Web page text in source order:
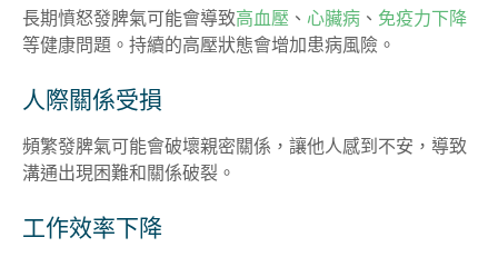
長期憤怒發脾氣可能會導致高血壓 、 心臟病 、 免疫力下降
等健康問題。持續的高壓狀態會增加患病風險。
人際關係受損
頻繁發脾氣可能會破壞親密關係，讓他人感到不安，導致
溝通出現困難和關係破裂。
工作效率下降